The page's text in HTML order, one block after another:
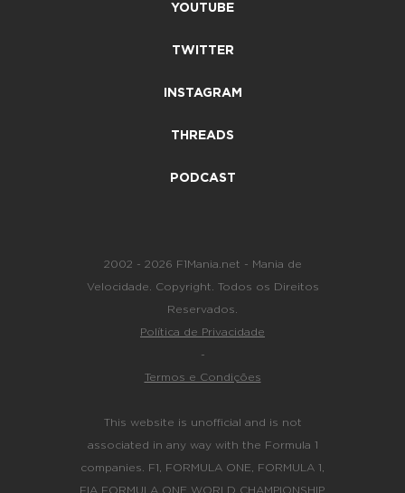
YOUTUBE
TWITTER
INSTAGRAM
THREADS
PODCAST
2002 - 2026 F1Mania.net - Mania de
Velocidade. Copyright. Todos os Direitos
Reservados.
Política de Privacidade
-
Termos e Condições
This website is unofficial and is not
associated in any way with the Formula 1
companies. F1, FORMULA ONE, FORMULA 1,
FIA FORMULA ONE WORLD CHAMPIONSHIP,